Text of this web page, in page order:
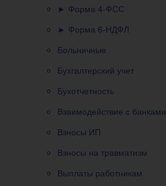
► Форма 4-ФСС
► Форма 6-НДФЛ
Больничные
Бухгалтерский учет
Бухотчетность
Взаимодействие с банками
Взносы ИП
Взносы на травматизм
Выплаты работникам